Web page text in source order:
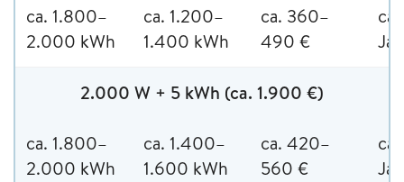
ca. 1.800–
2.000 kWh
ca. 1.200–
1.400 kWh
ca. 360–
490 €
2.000 W + 5 kWh (ca. 1.900 €)
ca. 1.800–
2.000 kWh
ca. 1.400–
1.600 kWh
ca. 420–
560 €